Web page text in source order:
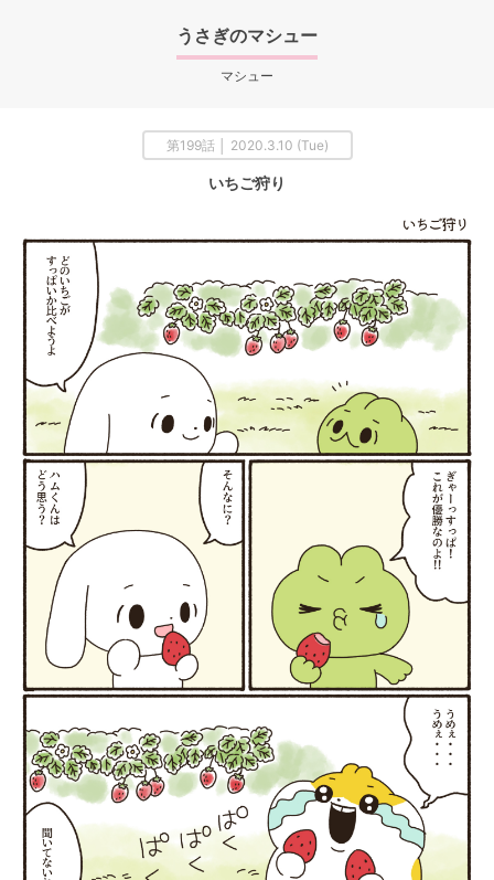
うさぎのマシュー
マシュー
第199話 │ 2020.3.10 (Tue)
いちご狩り